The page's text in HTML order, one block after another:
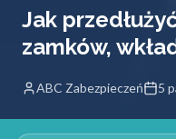
Jak
zamków,
ABC Zabezpieczeń 5